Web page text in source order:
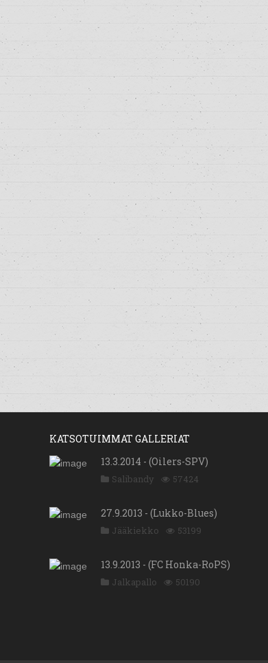
KATSOTUIMMAT GALLERIAT
13.3.2014 - (Oilers-SPV)
Salibandy 57424
27.9.2013 - (Lukko-Blues)
Jääkiekko 53199
13.9.2013 - (FC Honka-RoPS)
Jalkapallo 50190